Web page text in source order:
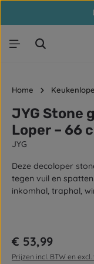
Ga naar de
Home
JYG Stone
Loper – 66
JYG
Deze decoloper
tegen vuil en
inkomhal, traphal,
Normale prijs:
€ 53,99
Prijzen incl. BTW en